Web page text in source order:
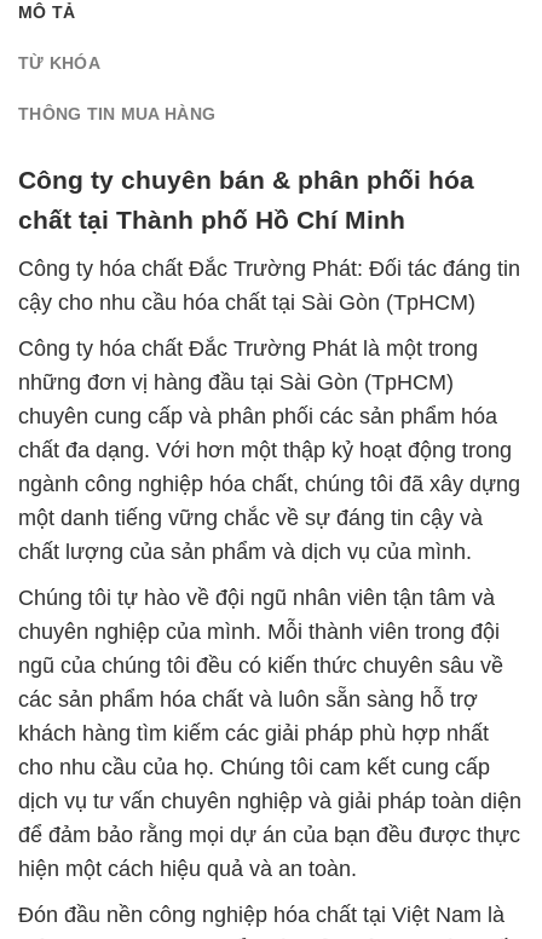
MÔ TẢ
TỪ KHÓA
THÔNG TIN MUA HÀNG
Công ty chuyên bán & phân phối hóa
chất tại Thành phố Hồ Chí Minh
Công ty hóa chất Đắc Trường Phát: Đối tác đáng tin
cậy cho nhu cầu hóa chất tại Sài Gòn (TpHCM)
Công ty hóa chất Đắc Trường Phát là một trong
những đơn vị hàng đầu tại Sài Gòn (TpHCM)
chuyên cung cấp và phân phối các sản phẩm hóa
chất đa dạng. Với hơn một thập kỷ hoạt động trong
ngành công nghiệp hóa chất, chúng tôi đã xây dựng
một danh tiếng vững chắc về sự đáng tin cậy và
chất lượng của sản phẩm và dịch vụ của mình.
Chúng tôi tự hào về đội ngũ nhân viên tận tâm và
chuyên nghiệp của mình. Mỗi thành viên trong đội
ngũ của chúng tôi đều có kiến thức chuyên sâu về
các sản phẩm hóa chất và luôn sẵn sàng hỗ trợ
khách hàng tìm kiếm các giải pháp phù hợp nhất
cho nhu cầu của họ. Chúng tôi cam kết cung cấp
dịch vụ tư vấn chuyên nghiệp và giải pháp toàn diện
để đảm bảo rằng mọi dự án của bạn đều được thực
hiện một cách hiệu quả và an toàn.
Đón đầu nền công nghiệp hóa chất tại Việt Nam là